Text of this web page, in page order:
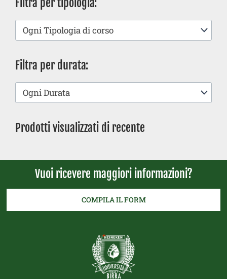
Filtra per tipologia:
Ogni Tipologia di corso
Filtra per durata:
Ogni Durata
Prodotti visualizzati di recente
Vuoi ricevere maggiori informazioni?
COMPILA IL FORM